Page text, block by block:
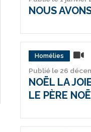
NOUS
Homélies
Publié le 26
NOËL LA
LE PÈRE